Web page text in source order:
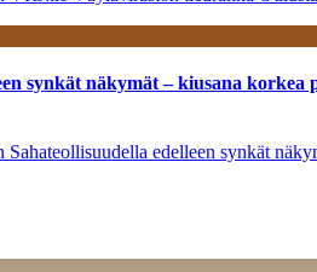
synkät näkymät – kiusana
Sahateollisuudella edelleen synkät